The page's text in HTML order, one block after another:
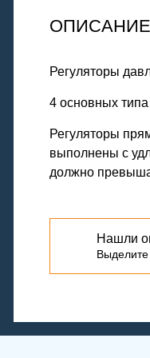
Регуляторы
4 основных
Регуляторы
выполнены с
должно
Нашли
Выделите